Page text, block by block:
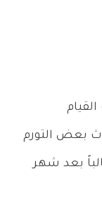
بعض التورم
بعد شهر